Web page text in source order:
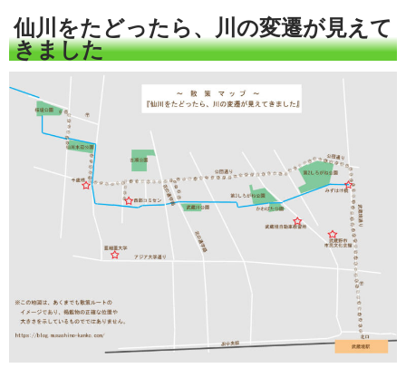
仙川をたどったら、川の変遷が見えて
きました